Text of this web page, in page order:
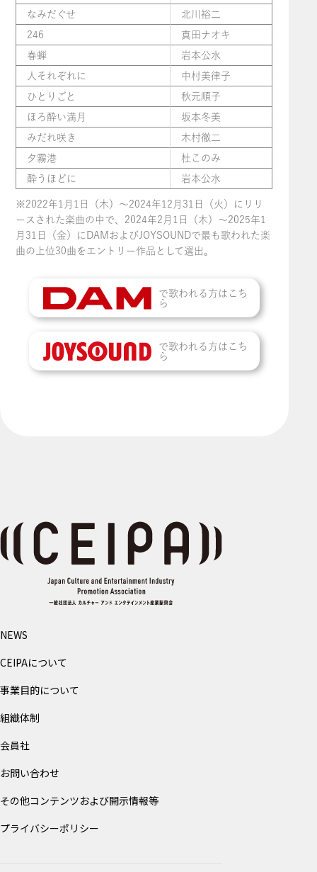
なみだぐせ 北川裕二
246 真田ナオキ
春蝉 岩本公水
人それぞれに 中村美律子
ひとりごと 秋元順子
ほろ酔い満月 坂本冬美
みだれ咲き 木村徹二
夕霧港 杜このみ
酔うほどに 岩本公水
※2022年1月1日（木）〜2024年12月31日（火）にリリ
ースされた楽曲の中で、2024年2月1日（木）〜2025年1
月31日（金）にDAMおよびJOYSOUNDで最も歌われた楽
曲の上位30曲をエントリー作品として選出。
で歌われる方はこち
ら
で歌われる方はこち
ら
NEWS
CEIPAについて
事業目的について
組織体制
会員社
お問い合わせ
その他コンテンツおよび開示情報等
プライバシーポリシー